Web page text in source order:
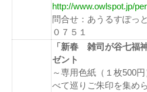
http://www.owlspot.jp/
問合せ：あうるすぽ
０７５１
「新春 雑司が谷七福
ゼント
～専用色紙（１枚500
べて巡りご朱印を集め